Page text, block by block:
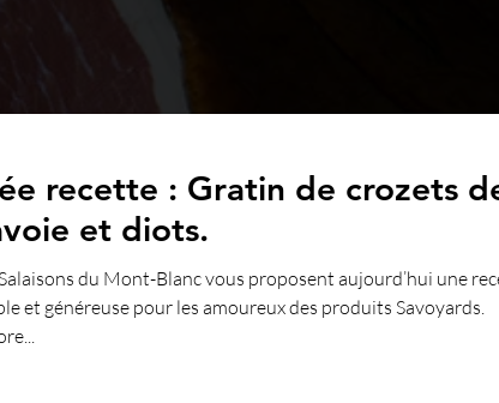
recette : Gratin de crozets
et diots.
du Mont-Blanc vous proposent aujourd’hui une
et généreuse pour les amoureux des produits Savoyards.